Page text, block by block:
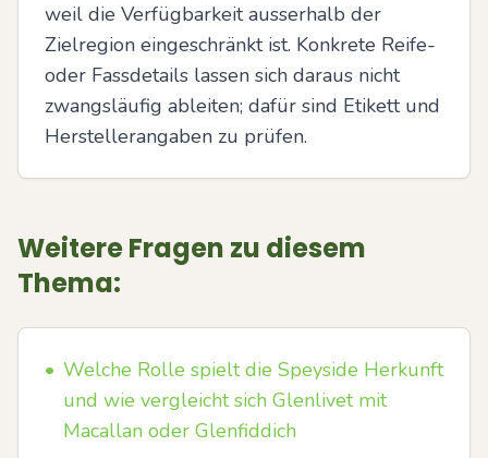
weil die Verfügbarkeit ausserhalb der
Zielregion eingeschränkt ist. Konkrete Reife-
oder Fassdetails lassen sich daraus nicht
zwangsläufig ableiten; dafür sind Etikett und
Herstellerangaben zu prüfen.
Weitere Fragen zu diesem
Thema:
• Welche Rolle spielt die Speyside Herkunft
und wie vergleicht sich Glenlivet mit
Macallan oder Glenfiddich